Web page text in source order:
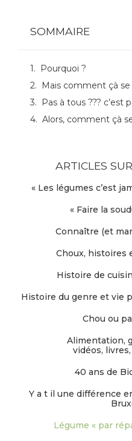
SOMMAIRE
Pourquoi ?
Mais comment çà se
Pas à tous ??? c’est
Alors, comment çà
ARTICLES
« Les légumes c’est
« Faire la
Connaître (et
Choux, histoires
Histoire de
Histoire du genre et vie
Chou ou
Alimentation,
vidéos,
40 ans de
Y a t il une différence
Légume « par